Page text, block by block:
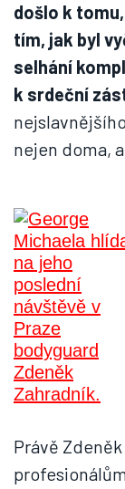
došlo k
tím, jak byl
selhání
k srdeční
nejen doma,
Právě